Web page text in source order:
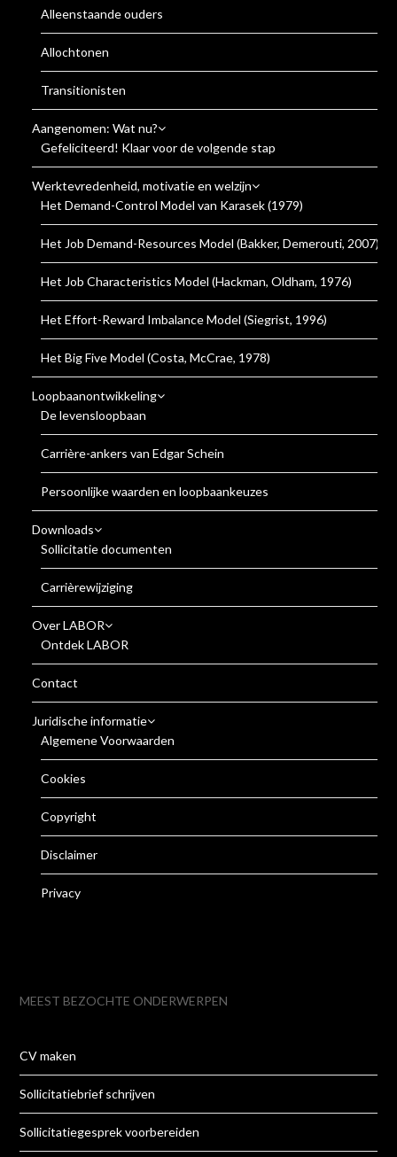
Alleenstaande ouders
Allochtonen
Transitionisten
Aangenomen: Wat nu?
Gefeliciteerd! Klaar voor de volgende stap
Werktevredenheid, motivatie en welzijn
Het Demand-Control Model van Karasek (1979)
Het Job Demand-Resources Model (Bakker, Demerouti, 2007)
Het Job Characteristics Model (Hackman, Oldham, 1976)
Het Effort-Reward Imbalance Model (Siegrist, 1996)
Het Big Five Model (Costa, McCrae, 1978)
Loopbaanontwikkeling
De levensloopbaan
Carrière-ankers van Edgar Schein
Persoonlijke waarden en loopbaankeuzes
Downloads
Sollicitatie documenten
Carrièrewijziging
Over LABOR
Ontdek LABOR
Contact
Juridische informatie
Algemene Voorwaarden
Cookies
Copyright
Disclaimer
Privacy
MEEST BEZOCHTE ONDERWERPEN
CV maken
Sollicitatiebrief schrijven
Sollicitatiegesprek voorbereiden